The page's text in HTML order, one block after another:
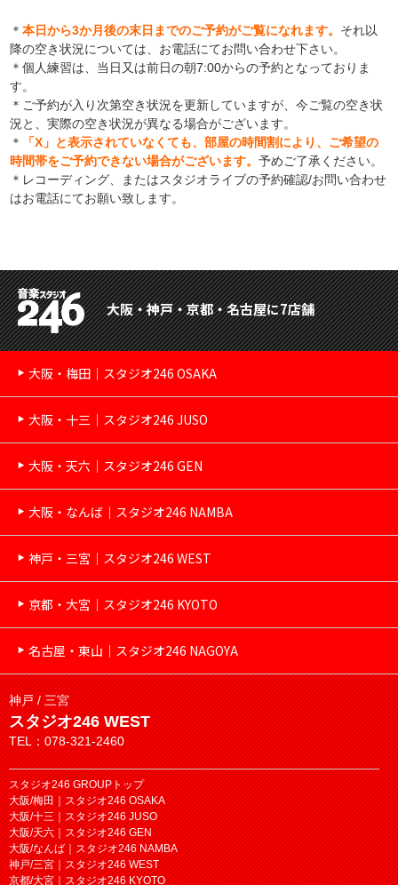
＊本日から3か月後の末日までのご予約がご覧になれます。 それ以
降の空き状況については、お電話にてお問い合わせ下さい。
＊個人練習は、当日又は前日の朝7:00からの予約となっておりま
す。
＊ご予約が入り次第空き状況を更新していますが、今ご覧の空き状
況と、実際の空き状況が異なる場合がございます。
＊
「X」と表示されていなくても、部屋の時間割により、ご希望の
時間帯をご予約できない場合がございます。予めご了承ください。
＊レコーディング、またはスタジオライブの予約確認/お問い合わせ
はお電話にてお願い致します。
大阪・神戸・京都・名古屋に7店舗
大阪・梅田｜スタジオ246 OSAKA
大阪・十三｜スタジオ246 JUSO
大阪・天六｜スタジオ246 GEN
大阪・なんば｜スタジオ246 NAMBA
神戸・三宮｜スタジオ246 WEST
京都・大宮｜スタジオ246 KYOTO
名古屋・東山｜スタジオ246 NAGOYA
神戸 / 三宮
スタジオ246 WEST
TEL：078-321-2460
スタジオ246 GROUPトップ
大阪/梅田｜スタジオ246 OSAKA
大阪/十三｜スタジオ246 JUSO
大阪/天六｜スタジオ246 GEN
大阪/なんば｜スタジオ246 NAMBA
神戸/三宮｜スタジオ246 WEST
京都/大宮｜スタジオ246 KYOTO